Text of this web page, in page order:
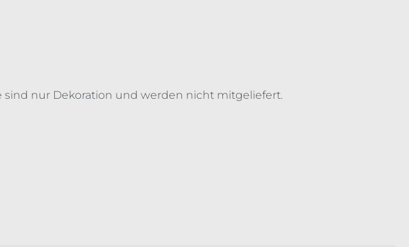
nur Dekoration und werden nicht mitgeliefert.